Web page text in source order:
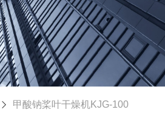
甲酸钠桨叶干燥机KJG-100